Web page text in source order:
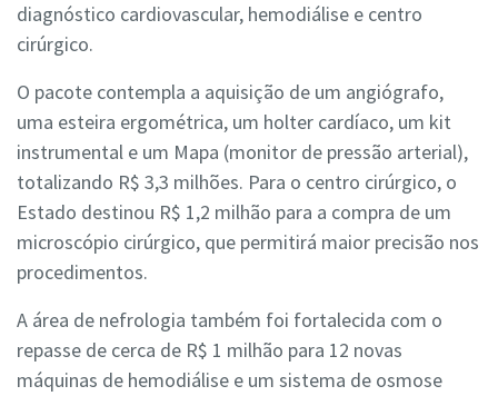
diagnóstico cardiovascular, hemodiálise e centro
cirúrgico.
O pacote contempla a aquisição de um angiógrafo,
uma esteira ergométrica, um holter cardíaco, um kit
instrumental e um Mapa (monitor de pressão arterial),
totalizando R$ 3,3 milhões. Para o centro cirúrgico, o
Estado destinou R$ 1,2 milhão para a compra de um
microscópio cirúrgico, que permitirá maior precisão nos
procedimentos.
A área de nefrologia também foi fortalecida com o
repasse de cerca de R$ 1 milhão para 12 novas
máquinas de hemodiálise e um sistema de osmose